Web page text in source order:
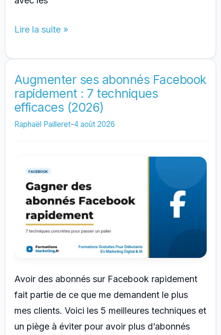
Comment
plus
de
followers
sur
Instagram
astuces
efficaces
Lire la suite »
Augmenter ses abonnés Facebook
rapidement : 7 techniques
efficaces (2026)
Raphaël Pailleret-4 août 2026
Avoir des abonnés sur Facebook rapidement
fait partie de ce que me demandent le plus
mes clients. Voici les 5 meilleures techniques et
un piège à éviter pour avoir plus d’abonnés